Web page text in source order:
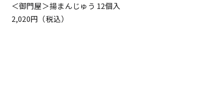
＜御門屋＞揚まんじゅう 12個入
2,020円（税込）